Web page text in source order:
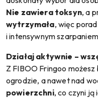
Nie zawiera toksyn, a
wytrzymała, więc
i intensywnym
Działaj aktywnie –
Z FIBOO Fringoo
ogrodzie, a nawet nad
powierzchni, co czyni ją